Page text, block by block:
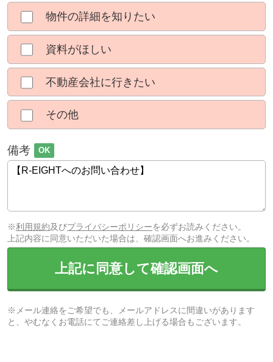
物件の詳細を知りたい
資料がほしい
不動産会社に行きたい
その他
備考 OK
※利用規約及びプライバシーポリシーを必ずお読みください。
上記内容に同意いただいた場合は、確認画面へお進みください。
上記に同意して確認画面へ
※メール連絡をご希望でも、メールアドレスに間違いがあります
と、やむなくお電話にてご連絡差し上げる場合もございます。